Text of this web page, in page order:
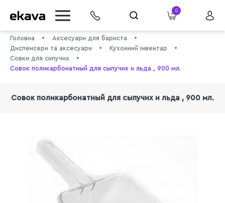
0
Головна
Аксесуари для бариста
Диспенсери та аксесуари
Кухонний інвентар
Совки для сипучих
Совок поликарбонатный для сыпучих и льда , 900 мл.
Совок поликарбонатный для сыпучих и льда , 900 мл.